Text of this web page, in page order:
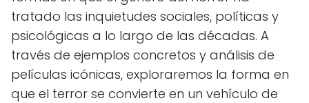
tratado las inquietudes sociales, políticas y
psicológicas a lo largo de las décadas. A
través de ejemplos concretos y análisis de
películas icónicas, exploraremos la forma en
que el terror se convierte en un vehículo de